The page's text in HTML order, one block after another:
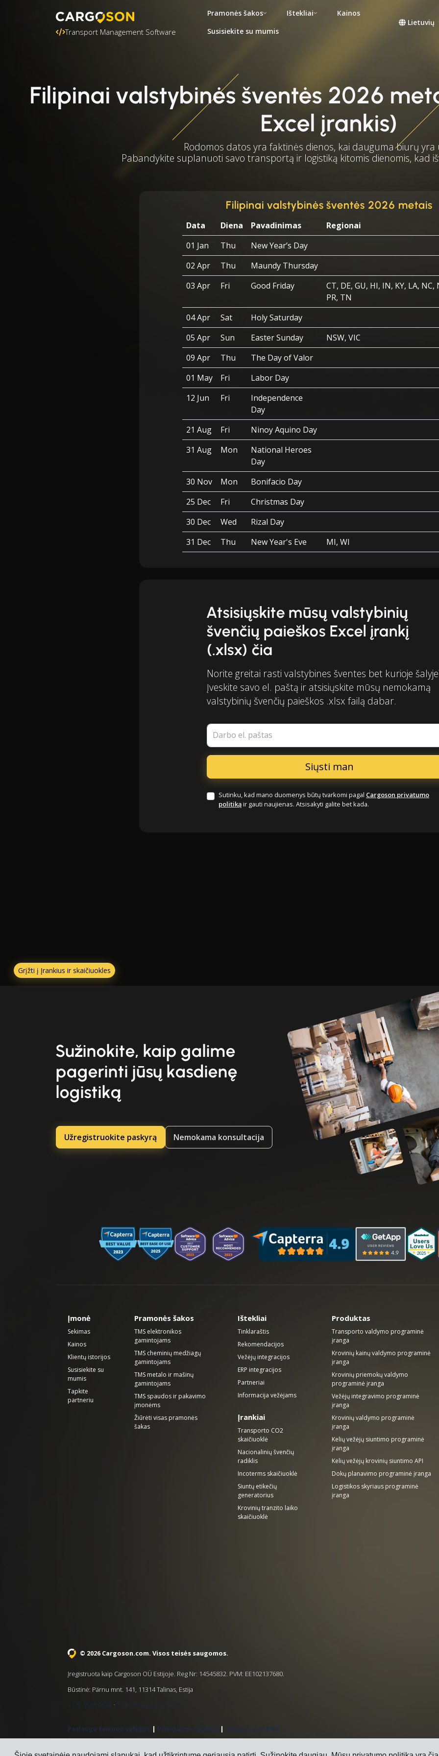
Transport Management Software
Pramonės šakos Ištekliai
Kainos
Susisiekite su mumis
Lietuvių
Filipinai valstybinės šventės 2026
Excel įrankis)
Rodomos datos yra faktinės dienos, kai dauguma biurų yra
Pabandykite suplanuoti savo transportą ir logistiką kitomis dienomis, kad
Filipinai valstybinės šventės 2026 metais
Data Diena Pavadinimas
Regionai
01 Jan
Thu
New Year’s Day
02 Apr
Thu
Maundy Thursday
03 Apr
Fri Good Friday
CT, DE, GU, HI, IN, KY, LA, NC,
PR, TN
04 Apr
Sat
Holy Saturday
05 Apr
Sun Easter Sunday
NSW, VIC
09 Apr
Thu
The Day of Valor
01 May
Fri
Labor Day
12 Jun
Fri
Independence
Day
21 Aug
Fri
Ninoy Aquino Day
31 Aug
Mon
National Heroes
Day
30 Nov
Mon
Bonifacio Day
25 Dec
Fri
Christmas Day
30 Dec
Wed
Rizal Day
31 Dec
Thu New Year's Eve MI, WI
Atsisiųskite mūsų valstybinių
švenčių paieškos Excel įrankį
(.xlsx) čia
Norite greitai rasti valstybines šventes bet kurioje
Įveskite savo el. paštą ir atsisiųskite mūsų nemokamą
valstybinių švenčių paieškos .xlsx failą dabar.
Darbo el. paštas
Sutinku, kad mano duomenys būtų tvarkomi pagal Cargoson privatumo
politikąir gauti naujienas. Atsisakyti galite bet kada.
Grįžti į Įrankius ir skaičiuokles
Sužinokite, kaip galime
pagerinti jūsų kasdienę
logistiką
Užregistruokite paskyrą Nemokama konsultacija
Įmonė
Sekimas
Kainos
Klientų istorijos
Susisiekite su
mumis
Tapkite
partneriu
Pramonės šakos
TMS elektronikos
gamintojams
TMS cheminių medžiagų
gamintojams
TMS metalo ir mašinų
gamintojams
TMS spaudos ir pakavimo
įmonėms
Žiūrėti visas pramonės
šakas
Ištekliai
Tinklaraštis
Rekomendacijos
Vežėjų integracijos
ERP integracijos
Partneriai
Informacija vežėjams
Įrankiai
Transporto CO2
skaičiuoklė
Nacionalinių švenčių
radiklis
Incoterms skaičiuoklė
Siuntų etikečių
generatorius
Krovinių tranzito laiko
skaičiuoklė
Produktas
Transporto valdymo programinė
įranga
Krovinių kainų valdymo programinė
įranga
Krovinių priemokų valdymo
programinė įranga
Vežėjų integravimo programinė
įranga
Krovinių valdymo programinė
įranga
Kelių vežėjų siuntimo programinė
įranga
Kelių vežėjų krovinių siuntimo API
Dokų planavimo programinė įranga
Logistikos skyriaus programinė
įranga
© 2026 Cargoson.com. Visos teisės saugomos.
Įregistruota kaip Cargoson OÜ Estijoje. Reg Nr: 14545832. PVM: EE102137680.
Būstinė: Pärnu mnt. 141, 11314 Talinas, Estija
+372 5555 0028
· hello@cargoson.com
Paslaugų teikimo sąlygos | Privatumo politika | Slapukų politika